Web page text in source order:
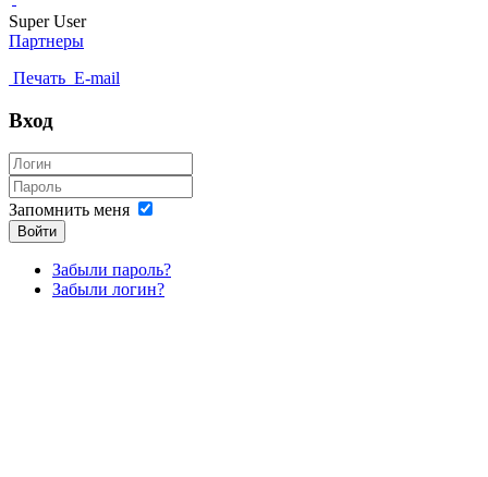
Super User
Партнеры
Печать E-mail
Вход
Запомнить меня
Войти
Забыли пароль?
Забыли логин?